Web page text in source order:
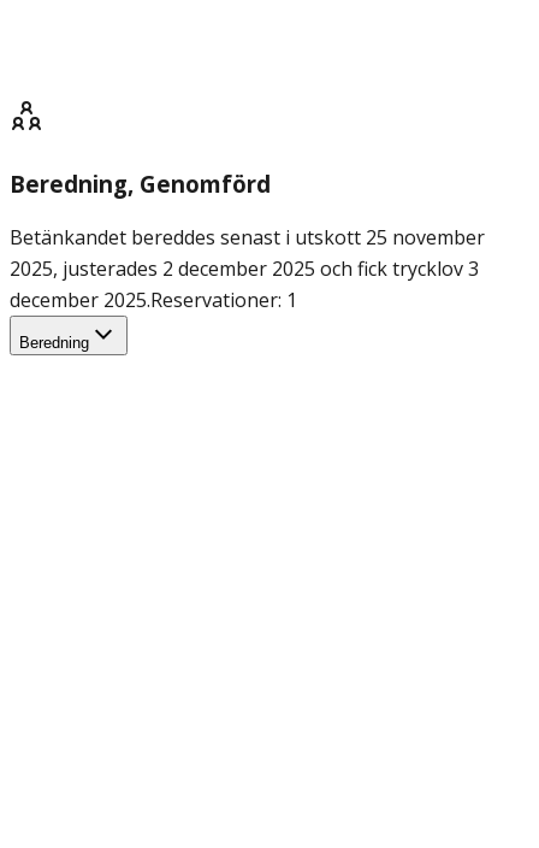
Beredning, Genomförd
Betänkandet bereddes senast i utskott 25 november
2025, justerades 2 december 2025 och fick trycklov 3
december 2025.Reservationer: 1
Beredning